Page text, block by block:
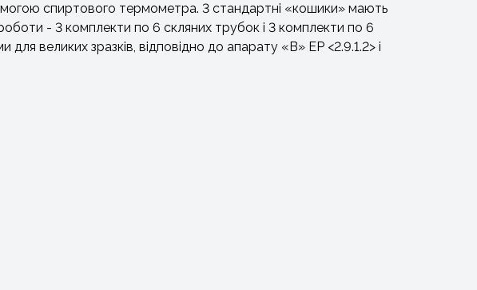
спиртового термометра. 3 стандартні «кошики» мають
- 3 комплекти по 6 скляних трубок і 3 комплекти по 6
великих зразків, відповідно до апарату «B» EP <2.9.1.2> і